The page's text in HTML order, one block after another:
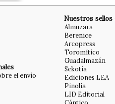
el envío
Nuestros
Almuzara
Berenice
Arcopress
Toromítico
Guadalmazán
Sekotia
Ediciones LEA
Pinolia
LID Editorial